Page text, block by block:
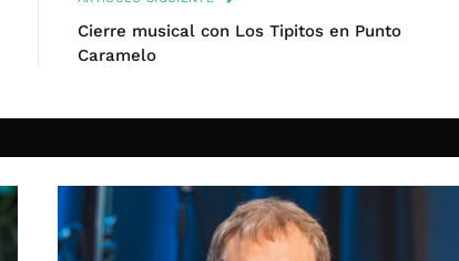
Cierre musical con Los Tipitos en Punto
Caramelo